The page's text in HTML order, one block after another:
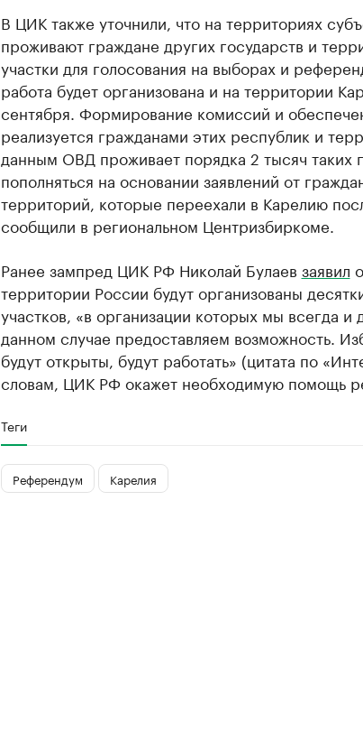
В ЦИК также уточнили, что на территориях
проживают граждане других государств и
участки для голосования на выборах и
работа будет организована и на территории
сентября. Формирование комиссий и
реализуется гражданами этих республик и
данным ОВД проживает порядка 2 тысяч таких
пополняться на основании заявлений от
территорий, которые переехали в Карелию
сообщили в региональном Центризбиркоме.
Ранее зампред ЦИК РФ Николай Булаев заявил
территории России будут организованы
участков, «в организации которых мы всегда и
данном случае предоставляем возможность.
будут открыты, будут работать» (цитата по
словам, ЦИК РФ окажет необходимую помощь
Теги
Референдум Карелия